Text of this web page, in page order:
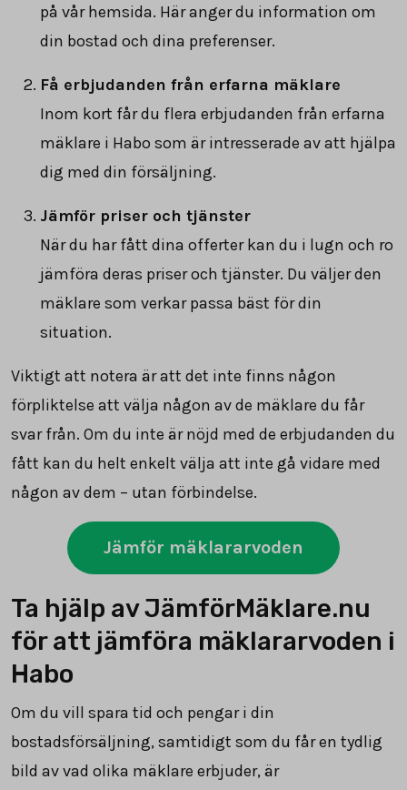
på vår hemsida. Här anger du information om
din bostad och dina preferenser.
Få erbjudanden från erfarna mäklare
Inom kort får du flera erbjudanden från erfarna
mäklare i Habo som är intresserade av att hjälpa
dig med din försäljning.
Jämför priser och tjänster
När du har fått dina offerter kan du i lugn och ro
jämföra deras priser och tjänster. Du väljer den
mäklare som verkar passa bäst för din
situation.
Viktigt att notera är att det inte finns någon
förpliktelse att välja någon av de mäklare du får
svar från. Om du inte är nöjd med de erbjudanden du
fått kan du helt enkelt välja att inte gå vidare med
någon av dem – utan förbindelse.
Jämför mäklararvoden
Ta hjälp av JämförMäklare.nu
för att jämföra mäklararvoden i
Habo
Om du vill spara tid och pengar i din
bostadsförsäljning, samtidigt som du får en tydlig
bild av vad olika mäklare erbjuder, är